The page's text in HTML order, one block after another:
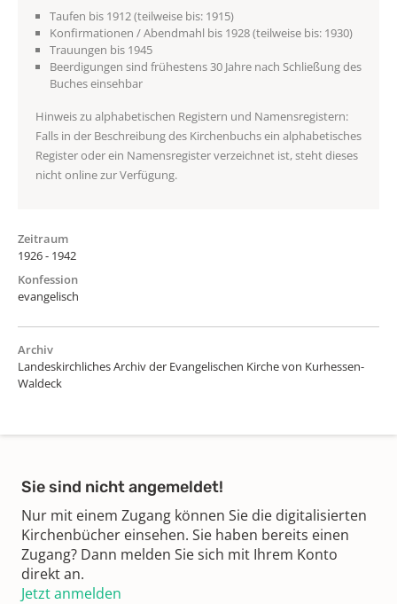
Taufen bis 1912 (teilweise bis: 1915)
Konfirmationen / Abendmahl bis 1928 (teilweise bis: 1930)
Trauungen bis 1945
Beerdigungen sind frühestens 30 Jahre nach Schließung des
Buches einsehbar
Hinweis zu alphabetischen Registern und Namensregistern:
Falls in der Beschreibung des Kirchenbuchs ein alphabetisches
Register oder ein Namensregister verzeichnet ist, steht dieses
nicht online zur Verfügung.
Zeitraum
1926 - 1942
Konfession
evangelisch
Archiv
Landeskirchliches Archiv der Evangelischen Kirche von Kurhessen-
Waldeck
Sie sind nicht angemeldet!
Nur mit einem Zugang können Sie die digitalisierten
Kirchenbücher einsehen. Sie haben bereits einen
Zugang? Dann melden Sie sich mit Ihrem Konto
direkt an.
Jetzt anmelden